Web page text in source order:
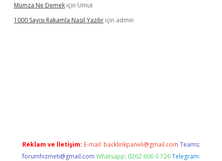
Mümza Ne Demek için Umut
1000 Sayısı Rakamla Nasıl Yazılır için admin
Reklam ve İletişim: E-mail: backlinkpaneli@gmail.com Teams:
forumhizmeti@gmail.com Whatsapp: 0262 606 0 726 Telegram: